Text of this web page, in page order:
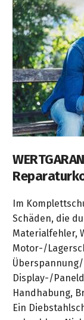
Im
Schäden, die
Materialfehler,
Motor-/
Display-/
Handhabung,
Ein